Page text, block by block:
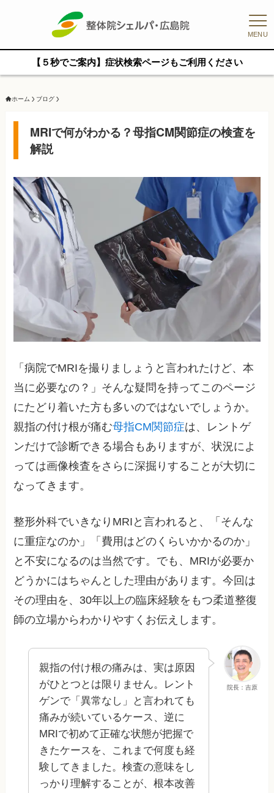
MENU
【５秒でご案内】症状検索ページもご利用ください
ホーム ブログ
MRIで何がわかる？母指CM関節症の検査を
解説
「病院でMRIを撮りましょうと言われたけど、本
当に必要なの？」そんな疑問を持ってこのページ
にたどり着いた方も多いのではないでしょうか。
親指の付け根が痛む母指CM関節症は、レントゲ
ンだけで診断できる場合もありますが、状況によ
っては画像検査をさらに深掘りすることが大切に
なってきます。
整形外科でいきなりMRIと言われると、「そんな
に重症なのか」「費用はどのくらいかかるのか」
と不安になるのは当然です。でも、MRIが必要か
どうかにはちゃんとした理由があります。今回は
その理由を、30年以上の臨床経験をもつ柔道整復
師の立場からわかりやすくお伝えします。
院長：吉原
親指の付け根の痛みは、実は原因
がひとつとは限りません。レント
ゲンで「異常なし」と言われても
痛みが続いているケース、逆に
MRIで初めて正確な状態が把握で
きたケースを、これまで何度も経
験してきました。検査の意味をし
っかり理解することが、根本改善